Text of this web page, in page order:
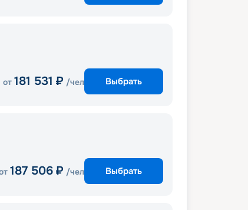
от 181 531 ₽ /чел Выбрать
187 506 ₽ /чел Выбрать